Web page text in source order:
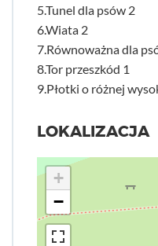
5.Tunel dla psów 2
6.Wiata 2
7.Równoważna dla
8.Tor przeszkód 1
9.Płotki o różnej
LOKALIZACJA
+
−